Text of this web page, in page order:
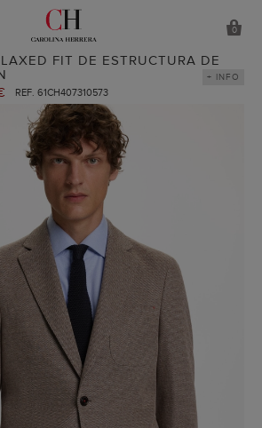
0
FIT DE ESTRUCTURA DE
REF. 61CH407310573
+ INFO